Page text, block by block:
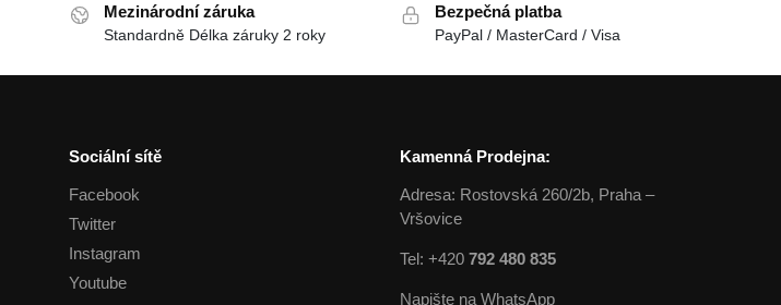
Mezinárodní záruka
Standardně Délka záruky 2 roky
Bezpečná platba
PayPal / MasterCard / Visa
Sociální sítě
Facebook
Twitter
Instagram
Youtube
Kamenná Prodejna:
Adresa: Rostovská 260/2b, Praha –
Vršovice
Tel: +420 792 480 835
Napište na WhatsApp